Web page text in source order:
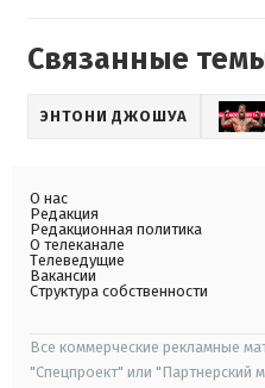
Связанные
ЭНТОНИ ДЖОШУА
О нас
Редакция
Редакционная политика
О телеканале
Телеведущие
Вакансии
Структура собственности
Все коммерческие рекламные
"Спецпроект" или "Партнерский